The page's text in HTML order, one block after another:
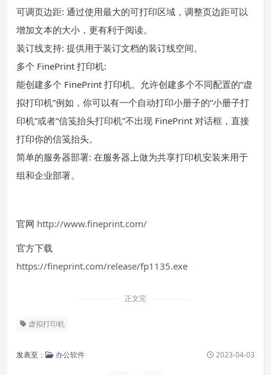
可调页边距: 通过使用最大的可打印区域，调整页边距可以
增加文本的大小，更有利于阅读。
装订线支持: 提供用于装订文档的装订线空间。
多个 FinePrint 打印机:
能创建多个 FinePrint 打印机。允许创建多个不同配置的“虚
拟打印机”例如，你可以有一个自动打印小册子的“小册子打
印机”或者“信笺抬头打印机”不出现 FinePrint 对话框，直接
打印你的信笺抬头。
简单的服务器部署: 在服务器上做为共享打印机安装来用于
组和企业部署。
官网 http://www.fineprint.com/
官方下载
https://fineprint.com/release/fp1135.exe
正文完
虚拟打印机
发表至： 办公软件 2023-04-03